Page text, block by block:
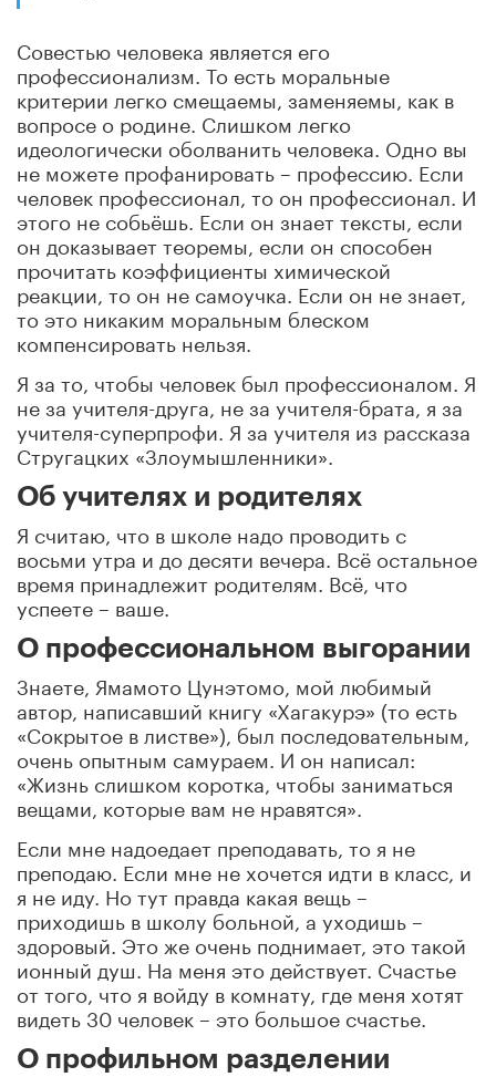
Совестью человека является его
профессионализм. То есть моральные
критерии легко смещаемы, заменяемы, как в
вопросе о родине. Слишком легко
идеологически оболванить человека. Одно вы
не можете профанировать – профессию. Если
человек профессионал, то он профессионал. И
этого не собьёшь. Если он знает тексты, если
он доказывает теоремы, если он способен
прочитать коэффициенты химической
реакции, то он не самоучка. Если он не знает,
то это никаким моральным блеском
компенсировать нельзя.
Я за то, чтобы человек был профессионалом. Я
не за учителя-друга, не за учителя-брата, я за
учителя-суперпрофи. Я за учителя из рассказа
Стругацких «Злоумышленники».
Об учителях и родителях
Я считаю, что в школе надо проводить с
восьми утра и до десяти вечера. Всё остальное
время принадлежит родителям. Всё, что
успеете – ваше.
О профессиональном выгорании
Знаете, Ямамото Цунэтомо, мой любимый
автор, написавший книгу «Хагакурэ» (то есть
«Сокрытое в листве»), был последовательным,
очень опытным самураем. И он написал:
«Жизнь слишком коротка, чтобы заниматься
вещами, которые вам не нравятся».
Если мне надоедает преподавать, то я не
преподаю. Если мне не хочется идти в класс, и
я не иду. Но тут правда какая вещь –
приходишь в школу больной, а уходишь –
здоровый. Это же очень поднимает, это такой
ионный душ. На меня это действует. Счастье
от того, что я войду в комнату, где меня хотят
видеть 30 человек – это большое счастье.
О профильном разделении